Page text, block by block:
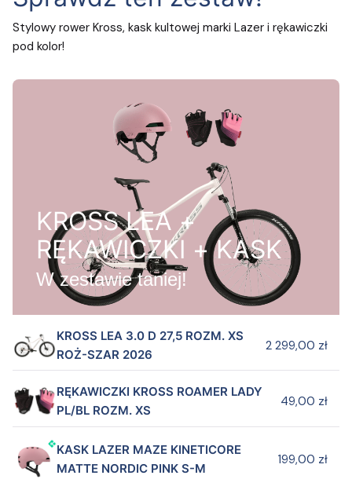
Stylowy rower Kross, kask kultowej marki Lazer i rękawiczki
pod kolor!
KROSS LEA +
RĘKAWICZKI + KASK
W zestawie taniej!
KROSS LEA 3.0 D 27,5 ROZM. XS
ROŻ-SZAR 2026
2 299,00 zł
RĘKAWICZKI KROSS ROAMER LADY
PL/BL ROZM. XS
49,00 zł
KASK LAZER MAZE KINETICORE
MATTE NORDIC PINK S-M
199,00 zł